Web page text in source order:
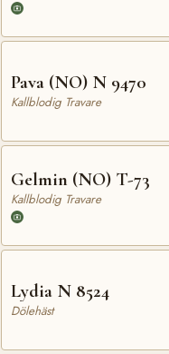
Pava (NO) N 9470
Kallblodig Travare
Gelmin (NO) T-73
Kallblodig Travare
Lydia N 8524
Dölehäst